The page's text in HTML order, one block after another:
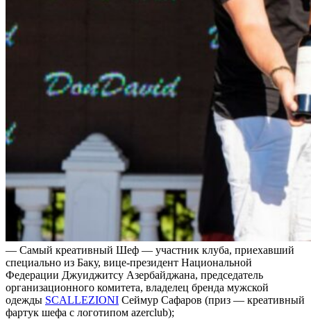
— Самый креативный Шеф — участник клуба, приехавший
специально из Баку, вице-президент Национальной
Федерации Джуиджитсу Азербайджана, председатель
организационного комитета, владелец бренда мужской
одежды SCALLEZIONI Сеймур Сафаров (приз — креативный
фартук шефа с логотипом azerclub);